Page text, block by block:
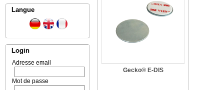
Langue
Login
Adresse email
Mot de passe
Gecko® E-DIS